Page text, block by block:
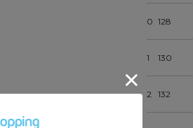
0 128
1 130
2 132